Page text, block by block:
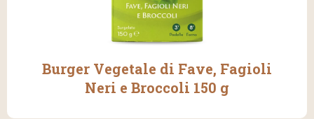
Burger Vegetale di Fave, Fagioli
Neri e Broccoli 150 g